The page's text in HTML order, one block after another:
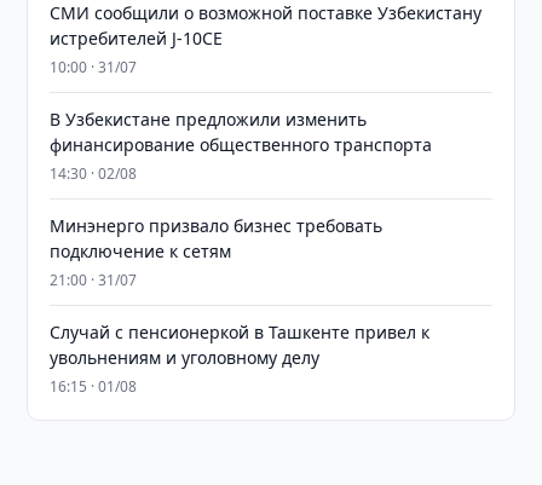
СМИ сообщили о возможной поставке Узбекистану
истребителей J-10CE
10:00 · 31/07
В Узбекистане предложили изменить
финансирование общественного транспорта
14:30 · 02/08
Минэнерго призвало бизнес требовать
подключение к сетям
21:00 · 31/07
Случай с пенсионеркой в Ташкенте привел к
увольнениям и уголовному делу
16:15 · 01/08